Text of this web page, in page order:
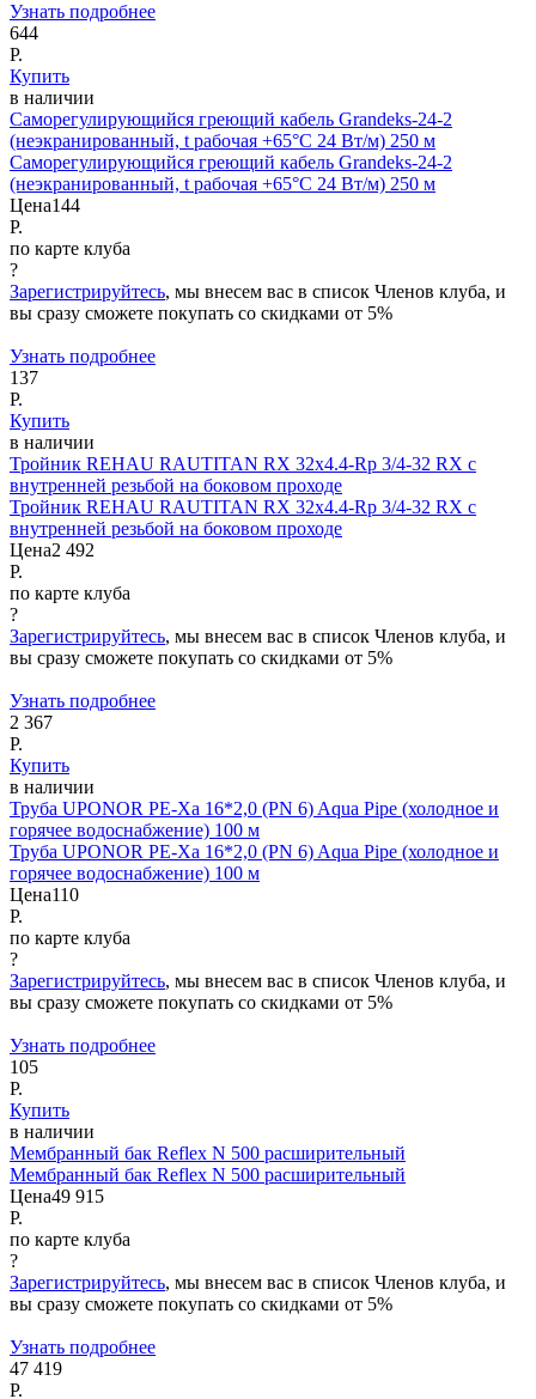
Узнать подробнее
644
Р.
Купить
в наличии
Саморегулирующийся греющий кабель Grandeks-24-2
(неэкранированный, t рабочая +65°С 24 Вт/м) 250 м
Саморегулирующийся греющий кабель Grandeks-24-2
(неэкранированный, t рабочая +65°С 24 Вт/м) 250 м
Цена144
Р.
по карте клуба
?
Зарегистрируйтесь, мы внесем вас в список Членов клуба, и
вы сразу сможете покупать со скидками от 5%
Узнать подробнее
137
Р.
Купить
в наличии
Тройник REHAU RAUTITAN RX 32x4.4-Rp 3/4-32 RX с
внутренней резьбой на боковом проходе
Тройник REHAU RAUTITAN RX 32x4.4-Rp 3/4-32 RX с
внутренней резьбой на боковом проходе
Цена2 492
Р.
по карте клуба
?
Зарегистрируйтесь, мы внесем вас в список Членов клуба, и
вы сразу сможете покупать со скидками от 5%
Узнать подробнее
2 367
Р.
Купить
в наличии
Труба UPONOR PE-Xa 16*2,0 (PN 6) Aqua Pipe (холодное и
горячее водоснабжение) 100 м
Труба UPONOR PE-Xa 16*2,0 (PN 6) Aqua Pipe (холодное и
горячее водоснабжение) 100 м
Цена110
Р.
по карте клуба
?
Зарегистрируйтесь, мы внесем вас в список Членов клуба, и
вы сразу сможете покупать со скидками от 5%
Узнать подробнее
105
Р.
Купить
в наличии
Мембранный бак Reflex N 500 расширительный
Мембранный бак Reflex N 500 расширительный
Цена49 915
Р.
по карте клуба
?
Зарегистрируйтесь, мы внесем вас в список Членов клуба, и
вы сразу сможете покупать со скидками от 5%
Узнать подробнее
47 419
Р.